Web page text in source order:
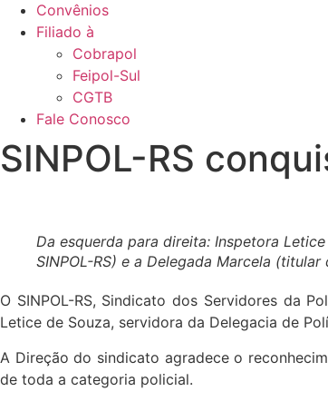
Convênios
Filiado à
Cobrapol
Feipol-Sul
CGTB
Fale Conosco
SINPOL-RS
Da esquerda para direita: Inspetora
SINPOL-RS) e a Delegada Marcela (titular
O SINPOL-RS, Sindicato dos Servidores da
Letice de Souza, servidora da Delegacia de
A Direção do sindicato agradece o
de toda a categoria policial.